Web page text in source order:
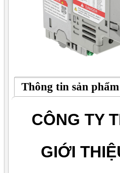
Thông tin sản phẩm
CÔNG TY
GIỚI